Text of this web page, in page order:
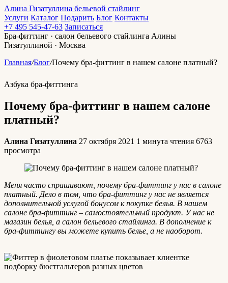
Алина Гизатуллина бельевой стайлинг
Услуги Каталог Подарить Блог Контакты
+7 495 545-47-63 Записаться
Бра-фиттинг · салон бельевого стайлинга Алины
Гизатуллиной · Москва
Главная/Блог/Почему бра-фиттинг в нашем салоне платный?
Азбука бра-фиттинга
Почему бра-фиттинг в нашем салоне
платный?
Алина Гизатуллина 27 октября 2021 1 минута чтения 6763
просмотра
Меня часто спрашивают, почему бра-фиттинг у нас в салоне
платный. Дело в том, что бра-фиттинг у нас не является
дополнительной услугой бонусом к покупке белья. В нашем
салоне бра-фиттинг – самостоятельный продукт. У нас не
магазин белья, а салон бельевого стайлинга. В дополнение к
бра-фиттингу вы можете купить белье, а не наоборот.